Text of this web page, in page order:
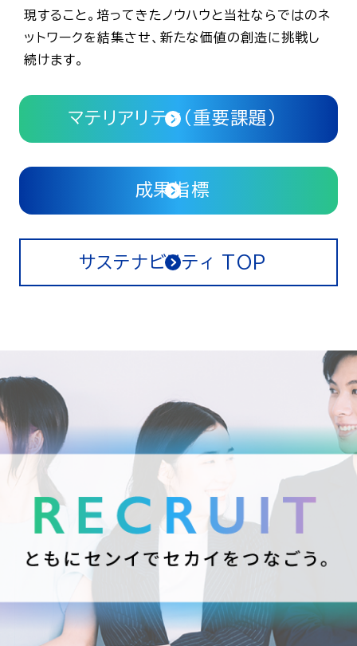
現すること。培ってきたノウハウと当社ならではのネ
ットワークを結集させ、新たな価値の創造に挑戦し
続けます。
マテリアリティ（重要課題）
成果指標
サステナビリティ TOP